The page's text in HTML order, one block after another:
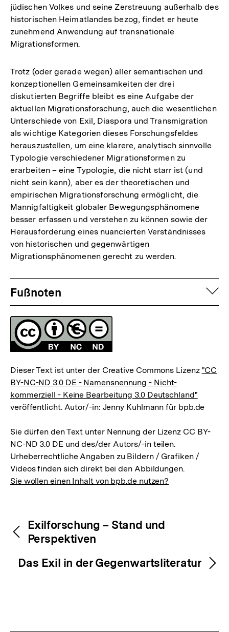
jüdischen Volkes und seine Zerstreuung außerhalb des
historischen Heimatlandes bezog, findet er heute
zunehmend Anwendung auf transnationale
Migrationsformen.
Trotz (oder gerade wegen) aller semantischen und
konzeptionellen Gemeinsamkeiten der drei
diskutierten Begriffe bleibt es eine Aufgabe der
aktuellen Migrationsforschung, auch die wesentlichen
Unterschiede von Exil, Diaspora und Transmigration
als wichtige Kategorien dieses Forschungsfeldes
herauszustellen, um eine klarere, analytisch sinnvolle
Typologie verschiedener Migrationsformen zu
erarbeiten – eine Typologie, die nicht starr ist (und
nicht sein kann), aber es der theoretischen und
empirischen Migrationsforschung ermöglicht, die
Mannigfaltigkeit globaler Bewegungsphänomene
besser erfassen und verstehen zu können sowie der
Herausforderung eines nuancierten Verständnisses
von historischen und gegenwärtigen
Migrationsphänomenen gerecht zu werden.
Fussnoten
Fußnoten
Lizenz
Dieser Text ist unter der Creative Commons Lizenz "CC
BY-NC-ND 3.0 DE - Namensnennung - Nicht-
kommerziell - Keine Bearbeitung 3.0 Deutschland"
veröffentlicht. Autor/-in: Jenny Kuhlmann für bpb.de
Sie dürfen den Text unter Nennung der Lizenz CC BY-
NC-ND 3.0 DE und des/der Autors/-in teilen.
Urheberrechtliche Angaben zu Bildern / Grafiken /
Videos finden sich direkt bei den Abbildungen.
Sie wollen einen Inhalt von bpb.de nutzen?
Inhaltsnavigation
Inhaltsnavigation
Exilforschung – Stand und
Perspektiven
Das Exil in der Gegenwartsliteratur